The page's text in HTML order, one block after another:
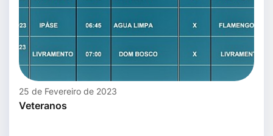
25 de Fevereiro de 2023
Veteranos